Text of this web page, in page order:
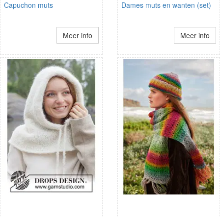
Capuchon muts
Meer info
Dames muts en wanten (set)
Meer info